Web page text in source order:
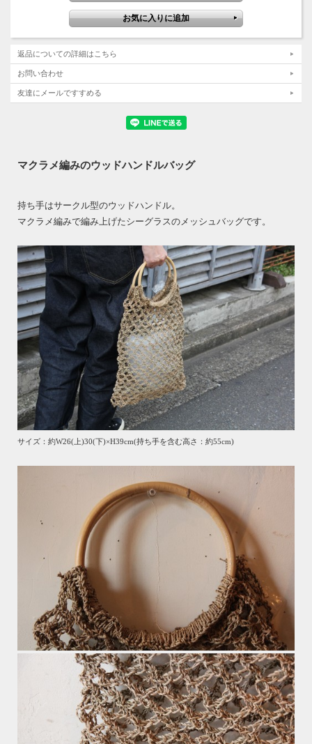
返品についての詳細はこちら
お問い合わせ
友達にメールですすめる
マクラメ編みのウッドハンドルバッグ
持ち手はサークル型のウッドハンドル。
マクラメ編みで編み上げたシーグラスのメッシュバッグです。
サイズ：約W26(上)30(下)×H39cm(持ち手を含む高さ：約55cm)